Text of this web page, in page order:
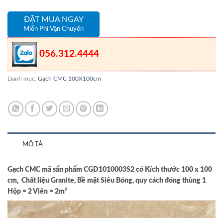
ĐẶT MUA NGAY
Miễn Phí Vận Chuyển
056.312.4444
Danh mục: Gạch CMC 100X100cm
MÔ TẢ
Gạch CMC mã sẩn phẩm CGD1010003S2 có Kích thước 100 x 100
cm, Chất liệu Granite, Bề mặt Siêu Bóng, quy cách đóng thùng 1
Hộp = 2 Viên = 2m²